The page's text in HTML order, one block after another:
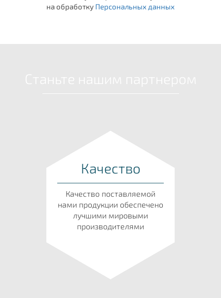
на обработку Персональных данных
Качество
Качество поставляемой
нами продукции обеспечено
лучшими мировыми
производителями